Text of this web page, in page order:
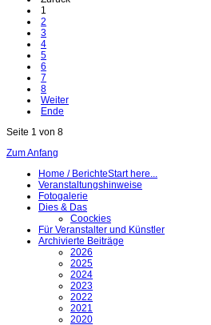
1
2
3
4
5
6
7
8
Weiter
Ende
Seite 1 von 8
Zum Anfang
Home / BerichteStart here...
Veranstaltungshinweise
Fotogalerie
Dies & Das
Coockies
Für Veranstalter und Künstler
Archivierte Beiträge
2026
2025
2024
2023
2022
2021
2020